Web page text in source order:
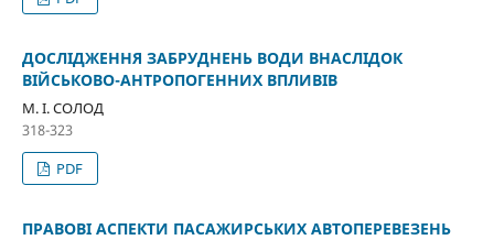
ДОСЛІДЖЕННЯ ЗАБРУДНЕНЬ ВОДИ ВНАСЛІДОК
ВІЙСЬКОВО-АНТРОПОГЕННИХ ВПЛИВІВ
М. І. СОЛОД
318-323
PDF
ПРАВОВІ АСПЕКТИ ПАСАЖИРСЬКИХ АВТОПЕРЕВЕЗЕНЬ